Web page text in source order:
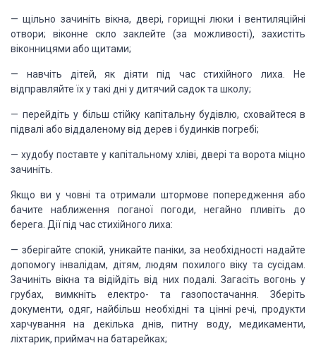
— щільно зачиніть вікна, двері, горищні люки і вентиляційні
отвори; віконне скло заклейте (за можливості), захистіть
віконницями або щитами;
— навчіть дітей, як діяти під час стихійного лиха. Не
відправляйте їх у такі дні у дитячий садок та школу;
— перейдіть у більш стійку капітальну будівлю, сховайтеся в
підвалі або віддаленому від дерев і будинків погребі;
— худобу поставте у капітальному хліві, двері та ворота міцно
зачиніть.
Якщо ви у човні та отримали штормове попередження або
бачите наближення поганої погоди, негайно пливіть до
берега. Дії під час стихійного лиха:
— зберігайте спокій, уникайте паніки, за необхідності надайте
допомогу інвалідам, дітям, людям похилого віку та сусідам.
Зачиніть вікна та відійдіть від них подалі. Загасіть вогонь у
грубах, вимкніть електро- та газопостачання. Зберіть
документи, одяг, найбільш необхідні та цінні речі, продукти
харчування на декілька днів, питну воду, медикаменти,
ліхтарик, приймач на батарейках;